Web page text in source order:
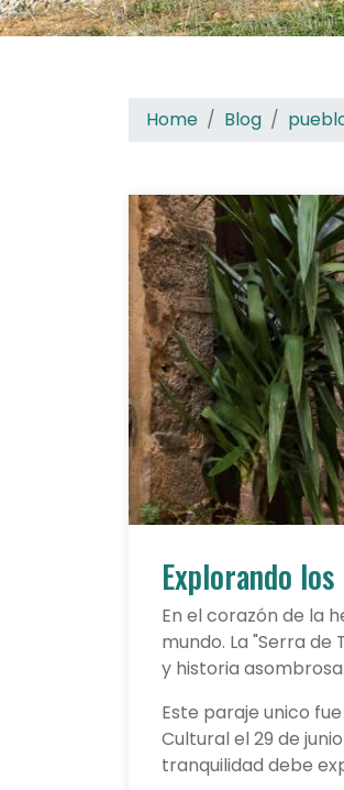
Home Blog
Explorando
En el corazón de la
mundo. La "Serra
y historia asombrosa.
Este paraje unico
Cultural el 29 de
tranquilidad debe